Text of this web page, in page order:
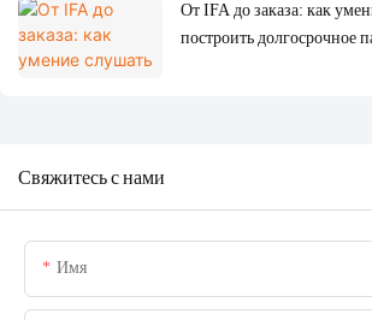
От IFA до заказа: как
построить долгосрочное
Свяжитесь с нами
Имя